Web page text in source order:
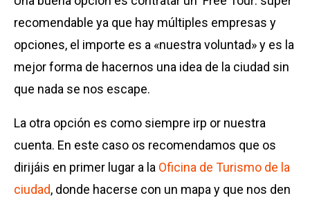
recomendable ya que hay múltiples empresas y
opciones, el importe es a «nuestra voluntad» y es la
mejor forma de hacernos una idea de la ciudad sin
que nada se nos escape.
La otra opción es como siempre irp or nuestra
cuenta. En este caso os recomendamos que os
dirijáis en primer lugar a la Oficina de Turismo de la
ciudad, donde hacerse con un mapa y que nos den